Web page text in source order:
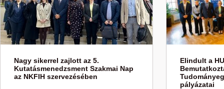
Nagy sikerrel zajlott az 5.
Kutatásmenedzsment Szakmai Nap
az NKFIH szervezésében
Elindult a
pályázatai